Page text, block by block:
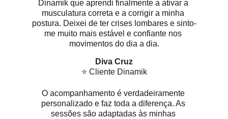
Dinamik que aprendi finalmente a ativar a
musculatura correta e a corrigir a minha
postura. Deixei de ter crises lombares e sinto-
me muito mais estável e confiante nos
movimentos do dia a dia.
Diva Cruz
⭐ Cliente Dinamik
O acompanhamento é verdadeiramente
personalizado e faz toda a diferença. As
sessões são adaptadas às minhas